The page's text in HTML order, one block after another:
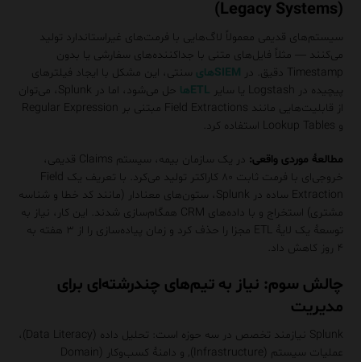
(Legacy Systems)
سیستم‌های قدیمی معمولاً لاگ‌هایی با فرمت‌های غیراستاندارد تولید
می‌کنند — مثلاً فایل‌های متنی با جداکننده‌های سفارشی یا بدون
Timestamp دقیق. در
SIEMهای
سنتی، این مشکل با ایجاد فیلترهای
پیچیده در Logstash یا سایر
ETLها
حل می‌شود، اما در Splunk، می‌توان
از قابلیت‌هایی مانند Field Extractions مبتنی بر Regular Expression
و Lookup Tables استفاده کرد.
مطالعهٔ موردی واقعی:
در یک سازمان بیمه، سیستم Claims قدیمی،
خروجی‌ای با فرمت ثابت ۸۰ کاراکتر تولید می‌کرد. با تعریف یک Field
Extraction ساده در Splunk، ستون‌های معنادار (مانند کد خطا و شناسه
مشتری) استخراج و با داده‌های CRM همگام‌سازی شدند. این کار، نیاز به
توسعهٔ یک لایهٔ ETL مجزا را حذف کرد و زمان پیاده‌سازی را از ۳ هفته به
۴ روز کاهش داد.
چالش سوم: نیاز به تیم‌های چندرشته‌ای برای
مدیریت
Splunk نیازمند تخصص در سه حوزه است: تحلیل داده (Data Literacy)،
عملیات سیستم (Infrastructure), و دامنهٔ کسب‌وکار (Domain